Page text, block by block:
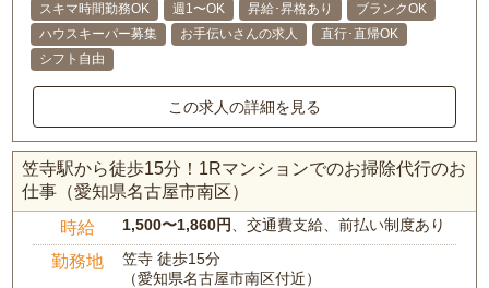
スキマ時間勤務OK 週1〜OK 昇給･昇格あり
ブランクOK
ハウスキーパー募集
お手伝いさんの求人
直行･直帰OK
シフト自由
この求人の詳細を見る
笠寺駅から徒歩15分！1Rマンションでのお掃除代行のお
仕事（愛知県名古屋市南区）
時給 1,500〜1,860円 、交通費支給、前払い制度あり
勤務地
笠寺 徒歩15分
（愛知県名古屋市南区付近）